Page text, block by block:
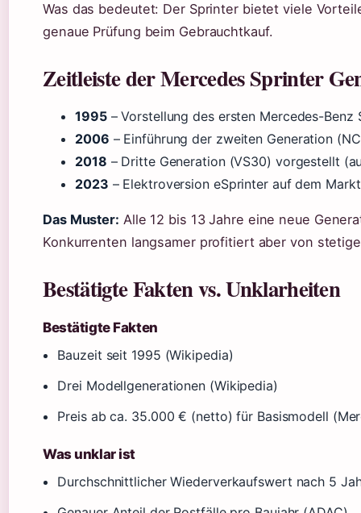
Was das bedeutet: Der Sprinter bietet viele
genaue Prüfung beim Gebrauchtkauf.
Zeitleiste der Mercedes Sprinter
1995– Vorstellung des ersten Mercedes-Benz
2006 – Einführung der zweiten Generation
2018 – Dritte Generation (VS30) vorgestellt
2023 – Elektroversion eSprinter auf dem
Das Muster: Alle 12 bis 13 Jahre eine neue
Konkurrenten langsamer profitiert aber von
Bestätigte Fakten vs. Unklarheiten
Bestätigte Fakten
Bauzeit seit 1995 (Wikipedia)
Drei Modellgenerationen (Wikipedia)
Preis ab ca. 35.000 € (netto) für Basismodell
Was unklar ist
Durchschnittlicher Wiederverkaufswert nach 5